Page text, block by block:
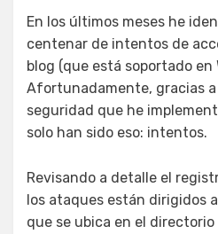
En los últimos meses he
centenar de intentos de
blog (que está soportado en
Afortunadamente, gracias a
seguridad que he
solo han sido eso: intentos.
Revisando a detalle el
los ataques están dirigidos
que se ubica en el